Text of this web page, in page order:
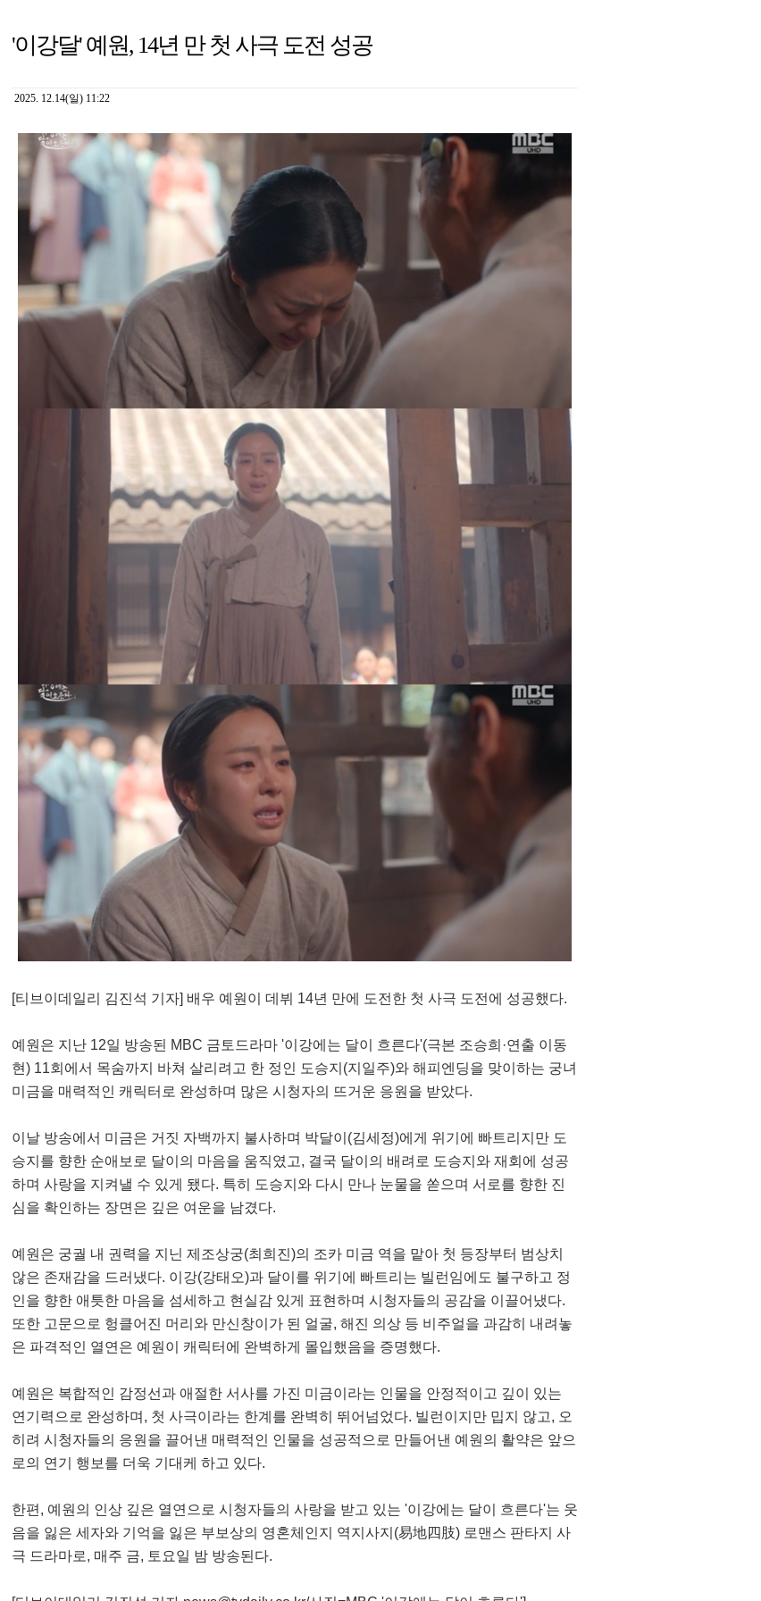
'이강달' 예원, 14년 만 첫 사극 도전 성공
2025. 12.14(일) 11:22
[티브이데일리 김진석 기자] 배우 예원이 데뷔 14년 만에 도전한 첫 사극 도전에 성공했다.
예원은 지난 12일 방송된 MBC 금토드라마 '이강에는 달이 흐른다'(극본 조승희·연출 이동
현) 11회에서 목숨까지 바쳐 살리려고 한 정인 도승지(지일주)와 해피엔딩을 맞이하는 궁녀
미금을 매력적인 캐릭터로 완성하며 많은 시청자의 뜨거운 응원을 받았다.
이날 방송에서 미금은 거짓 자백까지 불사하며 박달이(김세정)에게 위기에 빠트리지만 도
승지를 향한 순애보로 달이의 마음을 움직였고, 결국 달이의 배려로 도승지와 재회에 성공
하며 사랑을 지켜낼 수 있게 됐다. 특히 도승지와 다시 만나 눈물을 쏟으며 서로를 향한 진
심을 확인하는 장면은 깊은 여운을 남겼다.
예원은 궁궐 내 권력을 지닌 제조상궁(최희진)의 조카 미금 역을 맡아 첫 등장부터 범상치
않은 존재감을 드러냈다. 이강(강태오)과 달이를 위기에 빠트리는 빌런임에도 불구하고 정
인을 향한 애틋한 마음을 섬세하고 현실감 있게 표현하며 시청자들의 공감을 이끌어냈다.
또한 고문으로 헝클어진 머리와 만신창이가 된 얼굴, 해진 의상 등 비주얼을 과감히 내려놓
은 파격적인 열연은 예원이 캐릭터에 완벽하게 몰입했음을 증명했다.
예원은 복합적인 감정선과 애절한 서사를 가진 미금이라는 인물을 안정적이고 깊이 있는
연기력으로 완성하며, 첫 사극이라는 한계를 완벽히 뛰어넘었다. 빌런이지만 밉지 않고, 오
히려 시청자들의 응원을 끌어낸 매력적인 인물을 성공적으로 만들어낸 예원의 활약은 앞으
로의 연기 행보를 더욱 기대케 하고 있다.
한편, 예원의 인상 깊은 열연으로 시청자들의 사랑을 받고 있는 '이강에는 달이 흐른다'는 웃
음을 잃은 세자와 기억을 잃은 부보상의 영혼체인지 역지사지(易地四肢) 로맨스 판타지 사
극 드라마로, 매주 금, 토요일 밤 방송된다.